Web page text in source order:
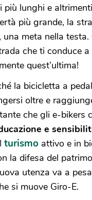
più lunghi e
più grande, la
meta nella testa.
che ti conduce
quest’ultima!
la bicicletta a
oltre e
che gli e-bikers
e
turismo attivo e in
la difesa del
utenza va a
si muove Giro-E.